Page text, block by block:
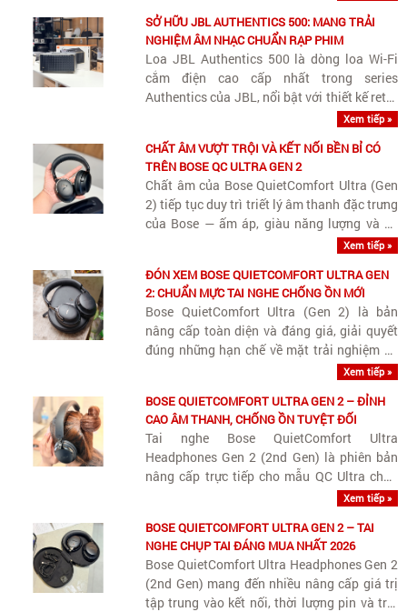
cao, hát karaoke tiện..
SỞ HỮU JBL AUTHENTICS 500: MANG TRẢI
NGHIỆM ÂM NHẠC CHUẨN RẠP PHIM
Loa JBL Authentics 500 là dòng loa Wi-Fi
cắm điện cao cấp nhất trong series
Authentics của JBL, nổi bật với thiết kế retro
Quadrex, công suất khủng 270W và khả
Xem tiếp »
CHẤT ÂM VƯỢT TRỘI VÀ KẾT NỐI BỀN BỈ CÓ
TRÊN BOSE QC ULTRA GEN 2
Chất âm của Bose QuietComfort Ultra (Gen
2) tiếp tục duy trì triết lý âm thanh đặc trưng
của Bose — ấm áp, giàu năng lượng và dễ
nghe lâu — nhưng được nâng cấp đáng kể về
kiểm soát dải..
Xem tiếp »
ĐÓN XEM BOSE QUIETCOMFORT ULTRA GEN
2: CHUẨN MỰC TAI NGHE CHỐNG ỒN MỚI
Bose QuietComfort Ultra (Gen 2) là bản
nâng cấp toàn diện và đáng giá, giải quyết
đúng những hạn chế về mặt trải nghiệm và
tính năng kỹ thuật mà thế hệ đầu tiên chưa
Xem tiếp »
BOSE QUIETCOMFORT ULTRA GEN 2 – ĐỈNH
CAO ÂM THANH, CHỐNG ỒN TUYỆT ĐỐI
Tai nghe Bose QuietComfort Ultra
Headphones Gen 2 (2nd Gen) là phiên bản
nâng cấp trực tiếp cho mẫu QC Ultra chụp
Xem tiếp »
BOSE QUIETCOMFORT ULTRA GEN 2 – TAI
NGHE CHỤP TAI ĐÁNG MUA NHẤT 2026
Bose QuietComfort Ultra Headphones Gen 2
(2nd Gen) mang đến nhiều nâng cấp giá trị
tập trung vào kết nối, thời lượng pin và trải